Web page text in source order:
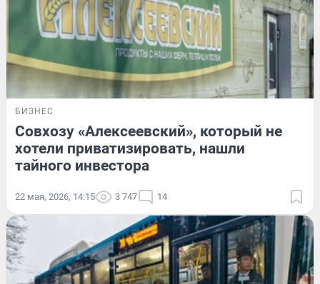
БИЗНЕС
Совхозу «Алексеевский», который не
хотели приватизировать, нашли
тайного инвестора
22 мая, 2026, 14:15 3 747 14